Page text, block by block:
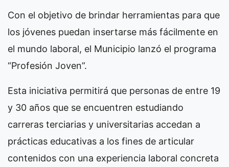
Con el objetivo de brindar herramientas para que
los jóvenes puedan insertarse más fácilmente en
el mundo laboral, el Municipio lanzó el programa
“Profesión Joven”.
Esta iniciativa permitirá que personas de entre 19
y 30 años que se encuentren estudiando
carreras terciarias y universitarias accedan a
prácticas educativas a los fines de articular
contenidos con una experiencia laboral concreta